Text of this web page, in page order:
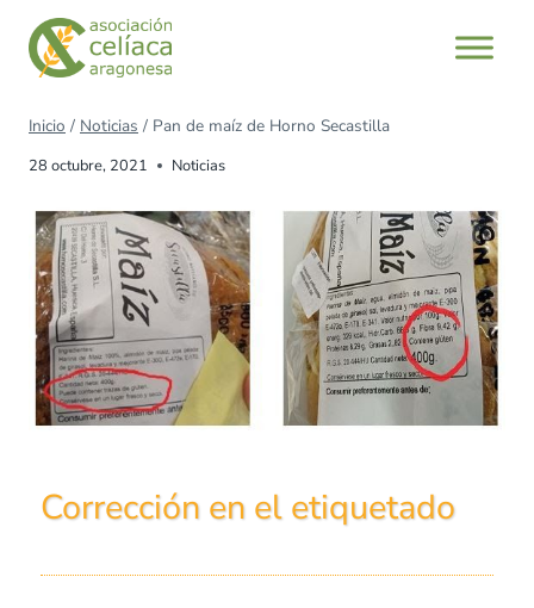
Inicio / Noticias / Pan de maíz de Horno Secastilla
28 octubre, 2021 Noticias
Corrección en el etiquetado